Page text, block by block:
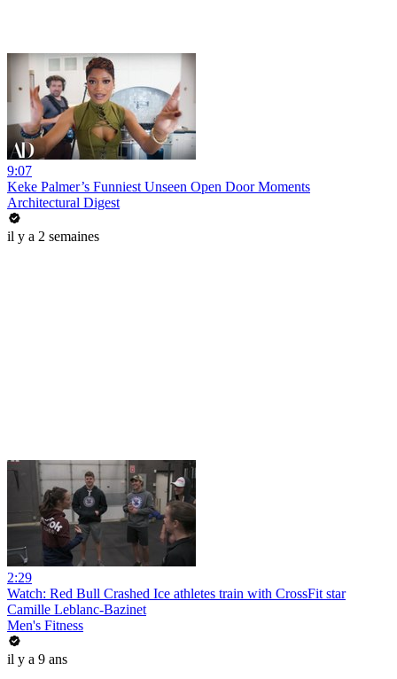
9:07
Keke Palmer’s Funniest Unseen Open Door Moments
Architectural Digest
il y a 2 semaines
2:29
Watch: Red Bull Crashed Ice athletes train with CrossFit star
Camille Leblanc-Bazinet
Men's Fitness
il y a 9 ans